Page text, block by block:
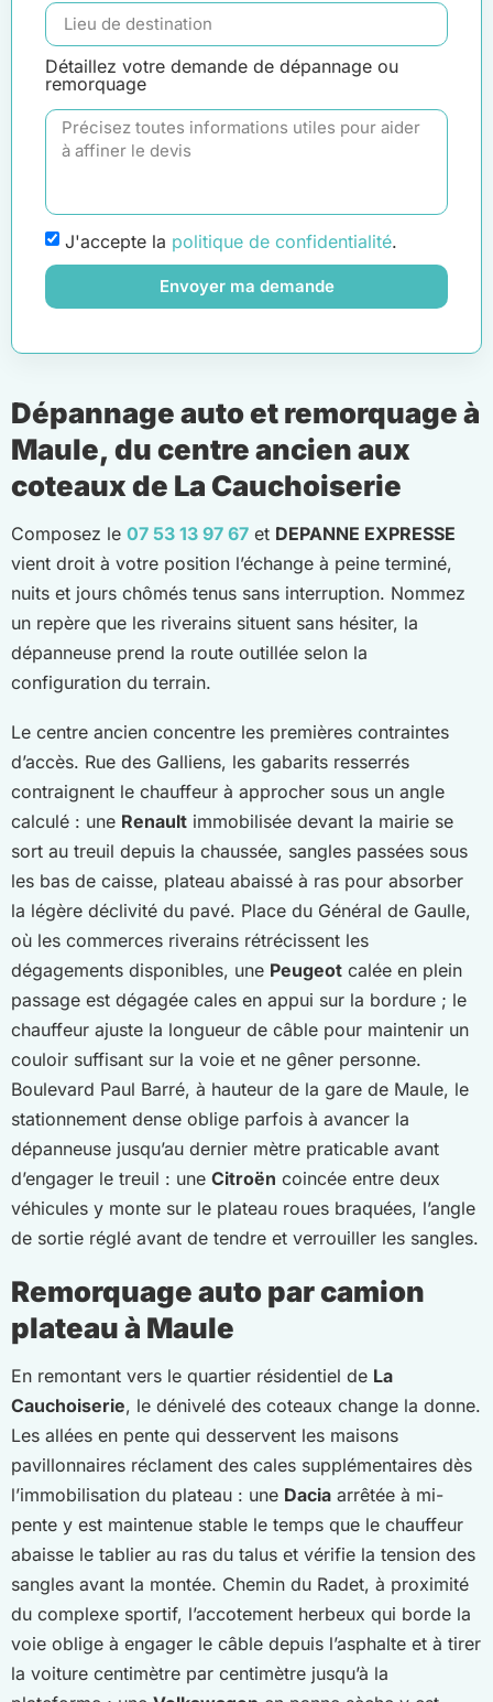
Détaillez votre demande de dépannage ou
remorquage
J'accepte la politique de confidentialité.
Envoyer ma demande
Dépannage auto et remorquage à
Maule, du centre ancien aux
coteaux de La Cauchoiserie
Composez le 07 53 13 97 67 et DEPANNE EXPRESSE
vient droit à votre position l’échange à peine terminé,
nuits et jours chômés tenus sans interruption. Nommez
un repère que les riverains situent sans hésiter, la
dépanneuse prend la route outillée selon la
configuration du terrain.
Le centre ancien concentre les premières contraintes
d’accès. Rue des Galliens, les gabarits resserrés
contraignent le chauffeur à approcher sous un angle
calculé : une Renault immobilisée devant la mairie se
sort au treuil depuis la chaussée, sangles passées sous
les bas de caisse, plateau abaissé à ras pour absorber
la légère déclivité du pavé. Place du Général de Gaulle,
où les commerces riverains rétrécissent les
dégagements disponibles, une Peugeot calée en plein
passage est dégagée cales en appui sur la bordure ; le
chauffeur ajuste la longueur de câble pour maintenir un
couloir suffisant sur la voie et ne gêner personne.
Boulevard Paul Barré, à hauteur de la gare de Maule, le
stationnement dense oblige parfois à avancer la
dépanneuse jusqu’au dernier mètre praticable avant
d’engager le treuil : une Citroën coincée entre deux
véhicules y monte sur le plateau roues braquées, l’angle
de sortie réglé avant de tendre et verrouiller les sangles.
Remorquage auto par camion
plateau à Maule
En remontant vers le quartier résidentiel de La
Cauchoiserie, le dénivelé des coteaux change la donne.
Les allées en pente qui desservent les maisons
pavillonnaires réclament des cales supplémentaires dès
l’immobilisation du plateau : une Dacia arrêtée à mi-
pente y est maintenue stable le temps que le chauffeur
abaisse le tablier au ras du talus et vérifie la tension des
sangles avant la montée. Chemin du Radet, à proximité
du complexe sportif, l’accotement herbeux qui borde la
voie oblige à engager le câble depuis l’asphalte et à tirer
la voiture centimètre par centimètre jusqu’à la